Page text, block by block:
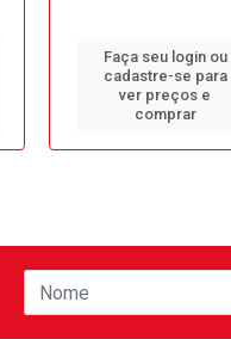
Faça seu login ou
cadastre-se para
ver preços e
comprar